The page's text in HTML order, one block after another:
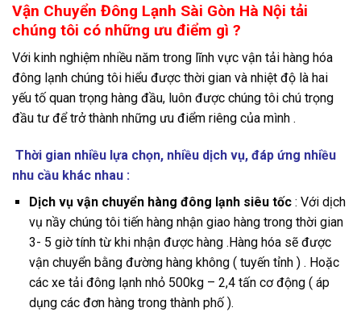
Vận Chuyển Đông Lạnh Sài Gòn Hà Nội tải
chúng tôi có những ưu điểm gì ?
Với kinh nghiệm nhiều năm trong lĩnh vực vận tải hàng hóa
đông lạnh chúng tôi hiểu được thời gian và nhiệt độ là hai
yếu tố quan trọng hàng đầu, luôn được chúng tôi chú trọng
đầu tư để trở thành những ưu điểm riêng của mình .
Thời gian nhiều lựa chọn, nhiều dịch vụ, đáp ứng nhiều
nhu cầu khác nhau :
Dịch vụ vận chuyển hàng đông lạnh siêu tốc: Với dịch
vụ nầy chúng tôi tiến hàng nhận giao hàng trong thời gian
3- 5 giờ tính từ khi nhận được hàng .Hàng hóa sẽ được
vận chuyển bằng đường hàng không ( tuyến tỉnh ) . Hoặc
các xe tải đông lạnh nhỏ 500kg – 2,4 tấn cơ động ( áp
dụng các đơn hàng trong thành phố ).